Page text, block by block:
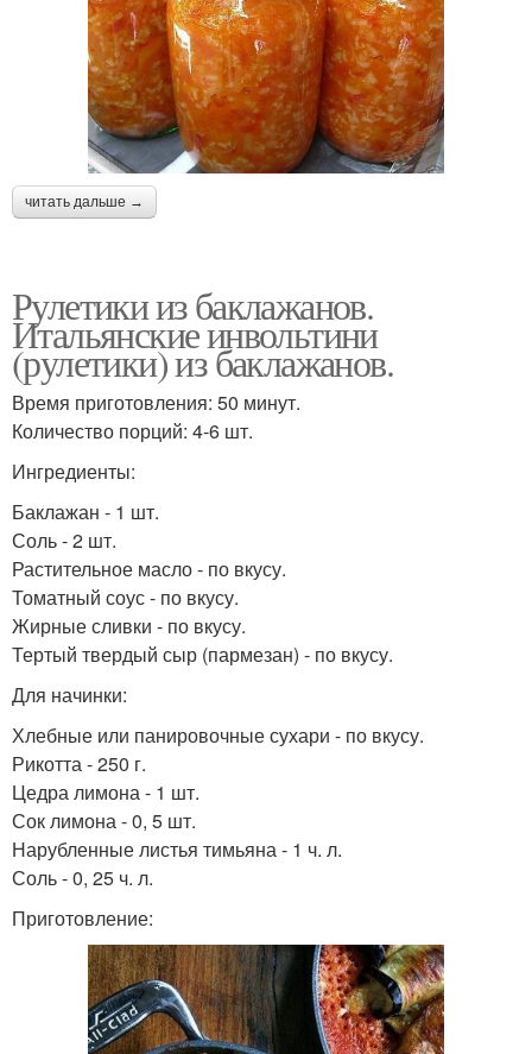
читать дальше →
Рулетики из баклажанов.
Итальянские инвольтини
(рулетики) из баклажанов.
Время приготовления: 50 минут.
Количество порций: 4-6 шт.
Ингредиенты:
Баклажан - 1 шт.
Соль - 2 шт.
Растительное масло - по вкусу.
Томатный соус - по вкусу.
Жирные сливки - по вкусу.
Тертый твердый сыр (пармезан) - по вкусу.
Для начинки:
Хлебные или панировочные сухари - по вкусу.
Рикотта - 250 г.
Цедра лимона - 1 шт.
Сок лимона - 0, 5 шт.
Нарубленные листья тимьяна - 1 ч. л.
Соль - 0, 25 ч. л.
Приготовление: